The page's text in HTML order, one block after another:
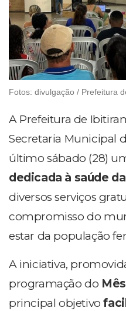
Fotos: divulgação / Prefeitura
A Prefeitura de
Secretaria Municipal
último sábado (28)
dedicada à saúde
diversos serviços
compromisso do
estar da população
A iniciativa,
programação do
principal objetivo